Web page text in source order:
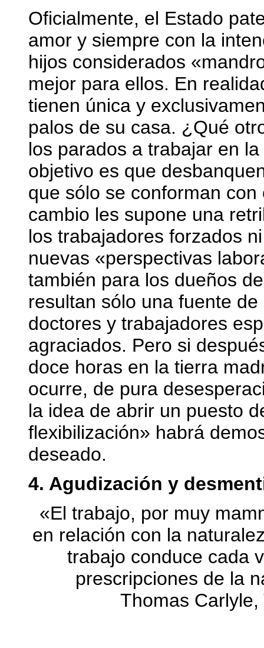
Oficialmente, el Estado
amor y siempre con la
hijos considerados
mejor para ellos. En
tienen única y
palos de su casa. ¿Qué
los parados a trabajar en
objetivo es que
que sólo se conforman
cambio les supone una
los trabajadores forzados
nuevas «perspectivas
también para los dueños
resultan sólo una fuente
doctores y trabajadores
agraciados. Pero si
doce horas en la tierra
ocurre, de pura
la idea de abrir un puesto
flexibilización» habrá
deseado.
4. Agudización y
«El trabajo, por muy
en relación con la
trabajo conduce cada
prescripciones de la
Thomas